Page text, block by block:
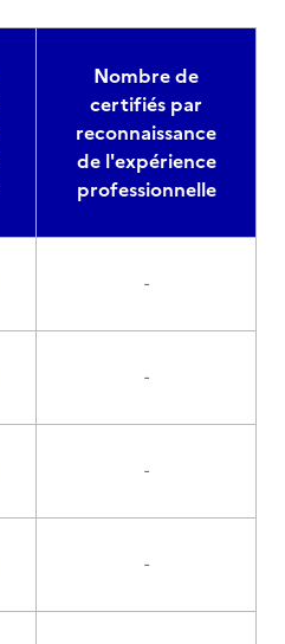
Nombre de
certifiés par
reconnaissance
de l'expérience
professionnelle
-
-
-
-